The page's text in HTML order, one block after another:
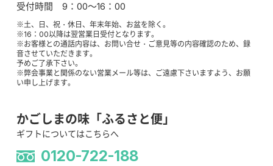
受付時間 9：00～16：00
※土、日、祝・休日、年末年始、お盆を除く。
※16：00以降は翌営業日受付となります。
※お客様との通話内容は、お問い合せ・ご意見等の内容確認のため、録
音させていただきます。
予めご了承下さい。
※弊会事業と関係のない営業メール等は、ご遠慮下さいますよう、お願
い申し上げます。
かごしまの味「ふるさと便」
ギフトについてはこちらへ
0120-722-188